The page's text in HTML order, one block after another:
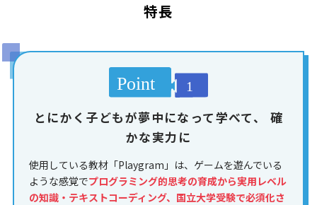
特長
とにかく子どもが夢中になって学べて、
確
かな実力に
使用している教材「Playgram」は、ゲームを遊んでいる
ような感覚でプログラミング的思考の育成から実用レベル
の知識・テキストコーディング、国立大学受験で必須化さ